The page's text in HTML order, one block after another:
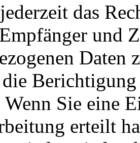
das
und
Daten
Wenn Sie eine
erteilt